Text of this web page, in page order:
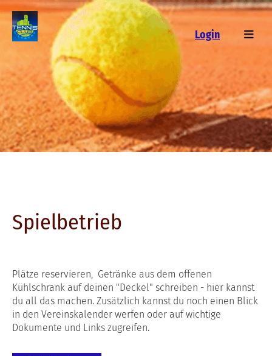
Login
Spielbetrieb
Plätze reservieren, Getränke aus dem offenen
Kühlschrank auf deinen "Deckel" schreiben - hier kannst
du all das machen. Zusätzlich kannst du noch einen Blick
in den Vereinskalender werfen oder auf wichtige
Dokumente und Links zugreifen.